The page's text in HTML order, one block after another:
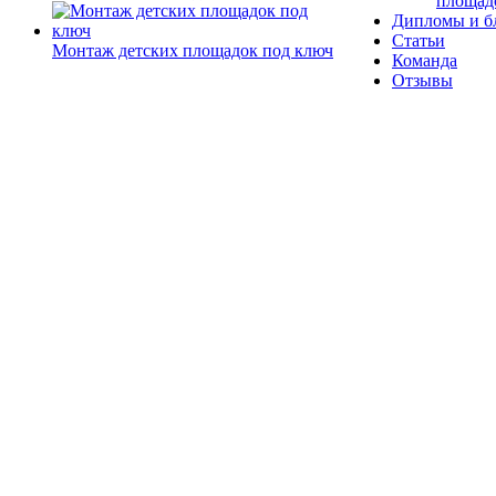
Монтаж детских площадок под ключ
Дипломы и
Статьи
Команда
Отзывы